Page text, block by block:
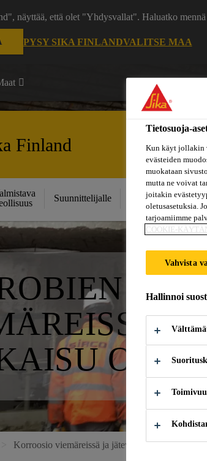
näyttää, että olet "Yhdysvallat". Haluatko mennä
PYSY SIKA FINLANDVALITSE MAA
Finland
Suunnittelijalle
Ratkaisut
projekteihin
&
ON
Korroosio viemäreissä ja jätevesilaitoksissa
Tietosuoja-
Kun käyt jollakin
evästeiden
muokataan
mutta ne voivat
joitakin
oletusasetuksia.
tarjoamiimme
COOKIE-
Vahvista
Hallinnoi